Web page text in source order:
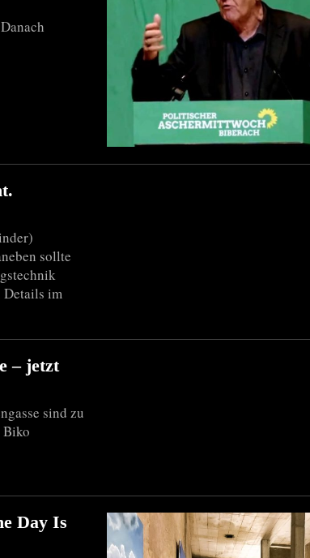
sollte
im
– jetzt
sind zu
Biko
Day Is